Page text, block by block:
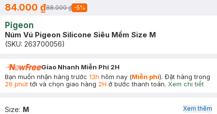
84.000 ₫88.000 ₫ -5%
Pigeon
Núm Vú Pigeon Silicone Siêu Mềm Size M
(SKU: 263700056)
Giao Nhanh Miễn Phí 2H
Bạn muốn nhận hàng trước 13h hôm nay (Miễn phí). Đặt hàng trong
26 phúttới và chọn giao hàng 2H ở bước thanh toán. Xem chi tiết
Size: M Xem thêm